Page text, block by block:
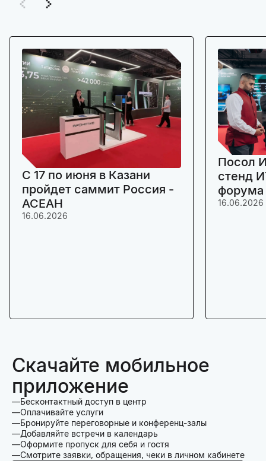
C 17 по июня в Казани
пройдет саммит Россия -
АСЕАН
16.06.2026
Посол
стенд
16.06.2026
Скачайте мобильное
приложение
Бесконтактный доступ в центр
Оплачивайте услуги
Бронируйте переговорные и конференц-залы
Добавляйте встречи в календарь
Оформите пропуск для себя и гостя
Смотрите заявки, обращения, чеки в личном кабинете